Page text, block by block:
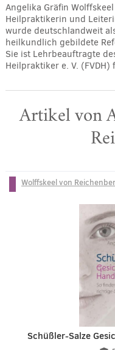
Angelika Gräfin
Heilpraktikerin und
wurde deutschlandweit
heilkundlich gebildete
Sie ist Lehrbeauftragte
Heilpraktiker e. V.
Artikel von
Wolffskeel von
Schüßler-Salze